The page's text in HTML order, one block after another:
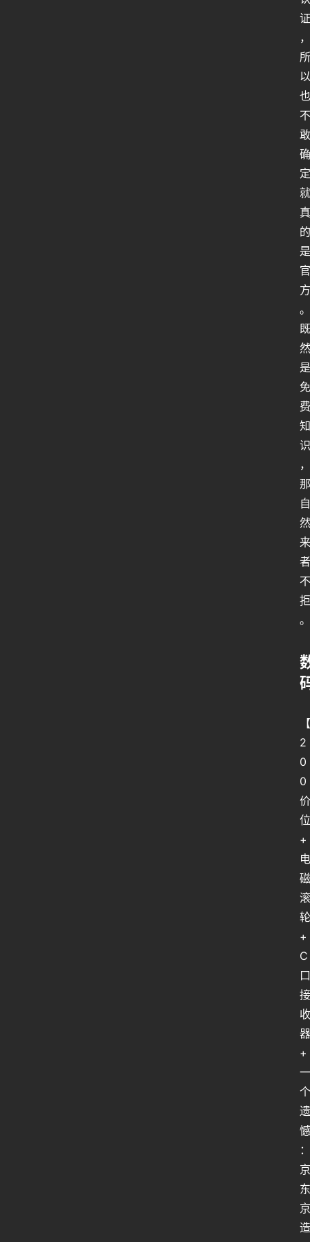
证
，
所
以
也
不
敢
确
定
就
真
的
是
官
方
。
既
然
是
免
费
知
识
，
那
自
然
来
者
不
拒
。
【
2
0
0
价
位
+
电
磁
滚
轮
+
C
口
接
收
器
+
一
个
遗
憾
：
京
东
京
造